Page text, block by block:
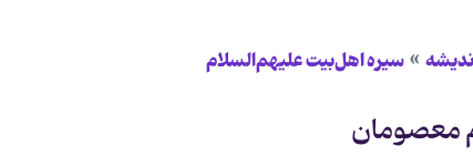
سیره اهل‌بیت علیهم‌السلام
معصومان